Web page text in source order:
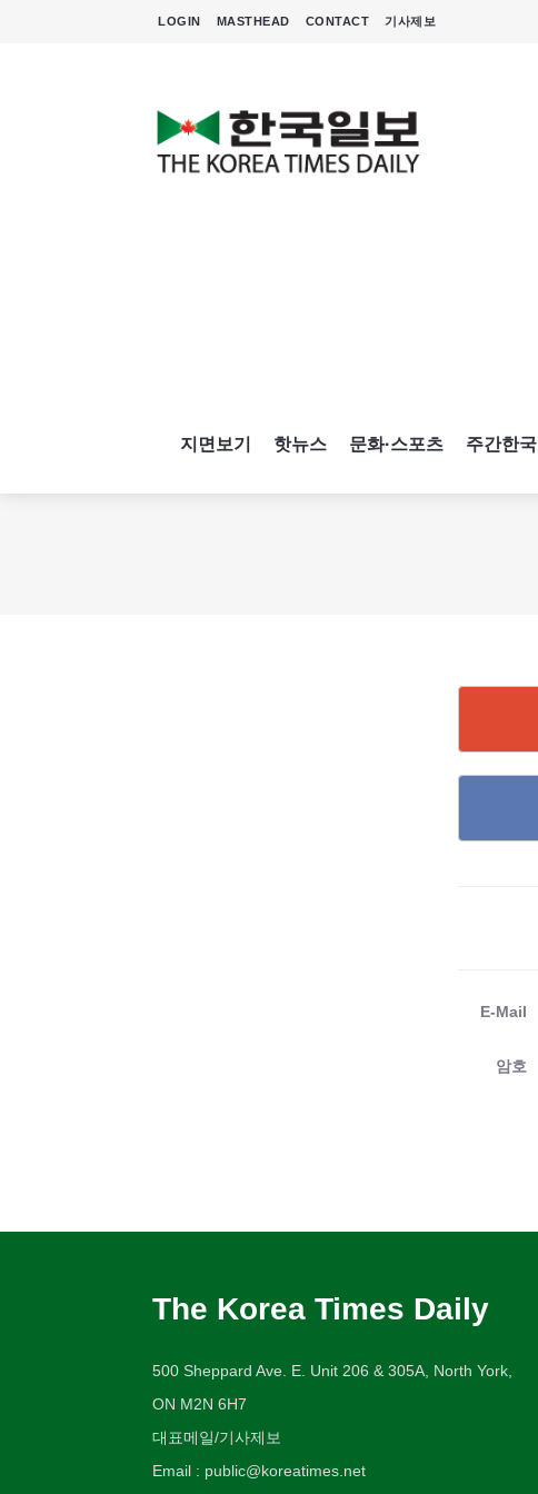
LOGIN MASTHEAD CONTACT 기사제보
지면보기 핫뉴스 문화·스포츠 주간한국
E-Mail
암호
The Korea Times Daily
500 Sheppard Ave. E. Unit 206 & 305A, North York,
ON M2N 6H7
대표메일/기사제보
Email : public@koreatimes.net